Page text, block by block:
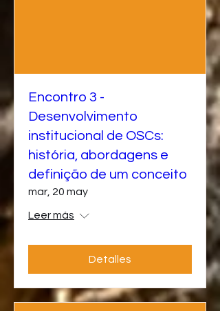
Encontro 3 -
Desenvolvimento
institucional de OSCs:
história, abordagens e
definição de um conceito
mar, 20 may
Leer más
Detalles